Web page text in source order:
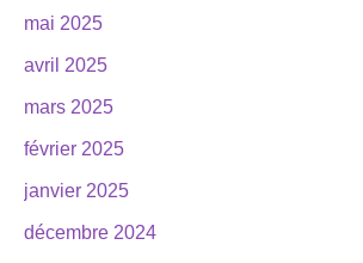
mai 2025
avril 2025
mars 2025
février 2025
janvier 2025
décembre 2024